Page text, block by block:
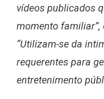
vídeos publicados
momento familiar”,
“Utilizam-se da
requerentes para
entretenimento